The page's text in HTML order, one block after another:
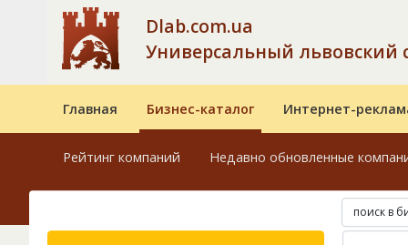
Dlab.com.ua
Универсальный львовский
Главная Бизнес-каталог Интернет-
Рейтинг компаний Недавно обновленные
поиск в